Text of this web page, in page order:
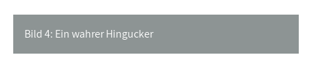
Bild 4: Ein wahrer Hingucker